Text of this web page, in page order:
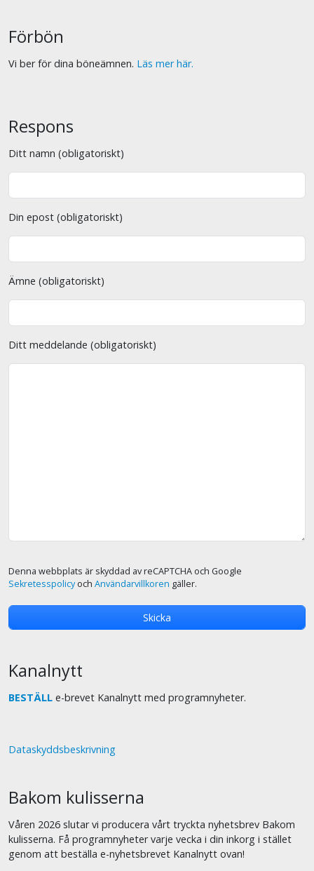
Förbön
Vi ber för dina böneämnen. Läs mer här.
Respons
Ditt namn (obligatoriskt)
Din epost (obligatoriskt)
Ämne (obligatoriskt)
Ditt meddelande (obligatoriskt)
Denna webbplats är skyddad av reCAPTCHA och Google
Sekretesspolicyoch Användarvillkoren gäller.
Kanalnytt
BESTÄLL e-brevet Kanalnytt med programnyheter.
Dataskyddsbeskrivning
Bakom kulisserna
Våren 2026 slutar vi producera vårt tryckta nyhetsbrev Bakom
kulisserna. Få programnyheter varje vecka i din inkorg i stället
genom att beställa e-nyhetsbrevet Kanalnytt ovan!